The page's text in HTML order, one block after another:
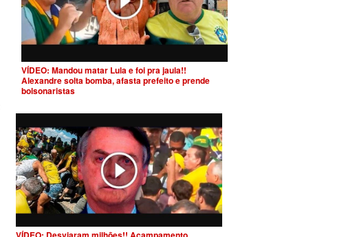
VÍDEO: Mandou matar Lula e foi pra jaula!!
Alexandre solta bomba, afasta prefeito e prende
bolsonaristas